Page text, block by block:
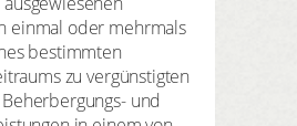
einmal oder mehrmals
bestimmten
zu vergünstigten
und